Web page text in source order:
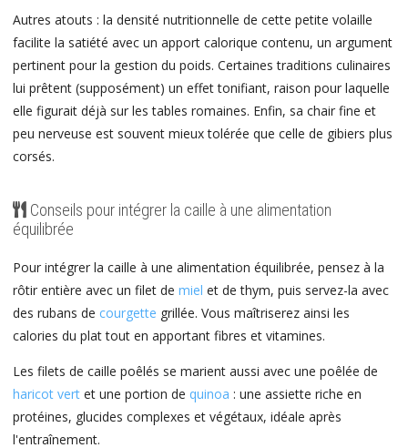
Autres atouts : la densité nutritionnelle de cette petite volaille
facilite la satiété avec un apport calorique contenu, un argument
pertinent pour la gestion du poids. Certaines traditions culinaires
lui prêtent (supposément) un effet tonifiant, raison pour laquelle
elle figurait déjà sur les tables romaines. Enfin, sa chair fine et
peu nerveuse est souvent mieux tolérée que celle de gibiers plus
corsés.
Conseils pour intégrer la caille à une alimentation
équilibrée
Pour intégrer la caille à une alimentation équilibrée, pensez à la
rôtir entière avec un filet de miel et de thym, puis servez-la avec
des rubans de courgette grillée. Vous maîtriserez ainsi les
calories du plat tout en apportant fibres et vitamines.
Les filets de caille poêlés se marient aussi avec une poêlée de
haricot vert et une portion de quinoa : une assiette riche en
protéines, glucides complexes et végétaux, idéale après
l'entraînement.